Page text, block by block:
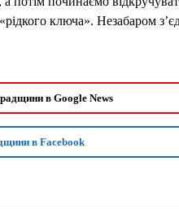
ключа». Незабаром
в Google News
в Facebook